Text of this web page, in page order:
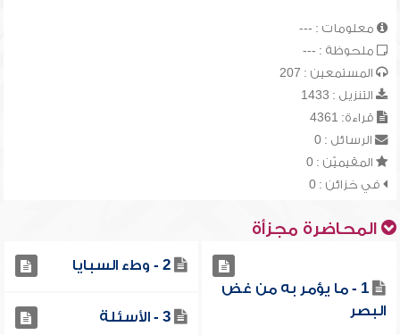
معلومات : ---
ملحوظة : ---
المستمعين : 207
التنزيل : 1433
قراءة: 4361
الرسائل : 0
المقيميّن : 0
في خزائن : 0
المحاضرة مجزأة
1 - ما يؤمر به من غض
البصر
2 - وطء السبايا
3 - الأسئلة